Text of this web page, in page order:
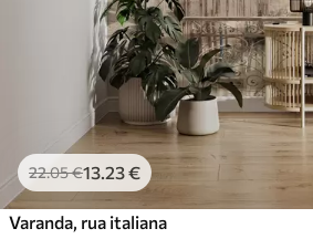
22.05€13 .23€
Varanda, rua italiana